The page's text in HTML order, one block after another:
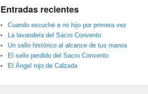
Entradas recientes
Cuando escuché a mi hijo por primera vez
La lavandera del Sacro Convento
Un sello histórico al alcance de tus manos
El sello perdido del Sacro Convento
El Ángel rojo de Calzada